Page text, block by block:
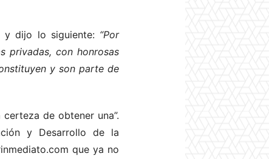
y dijo lo siguiente: “Por
privadas, con honrosas
y son parte de
de obtener una”.
y Desarrollo de la
que ya no